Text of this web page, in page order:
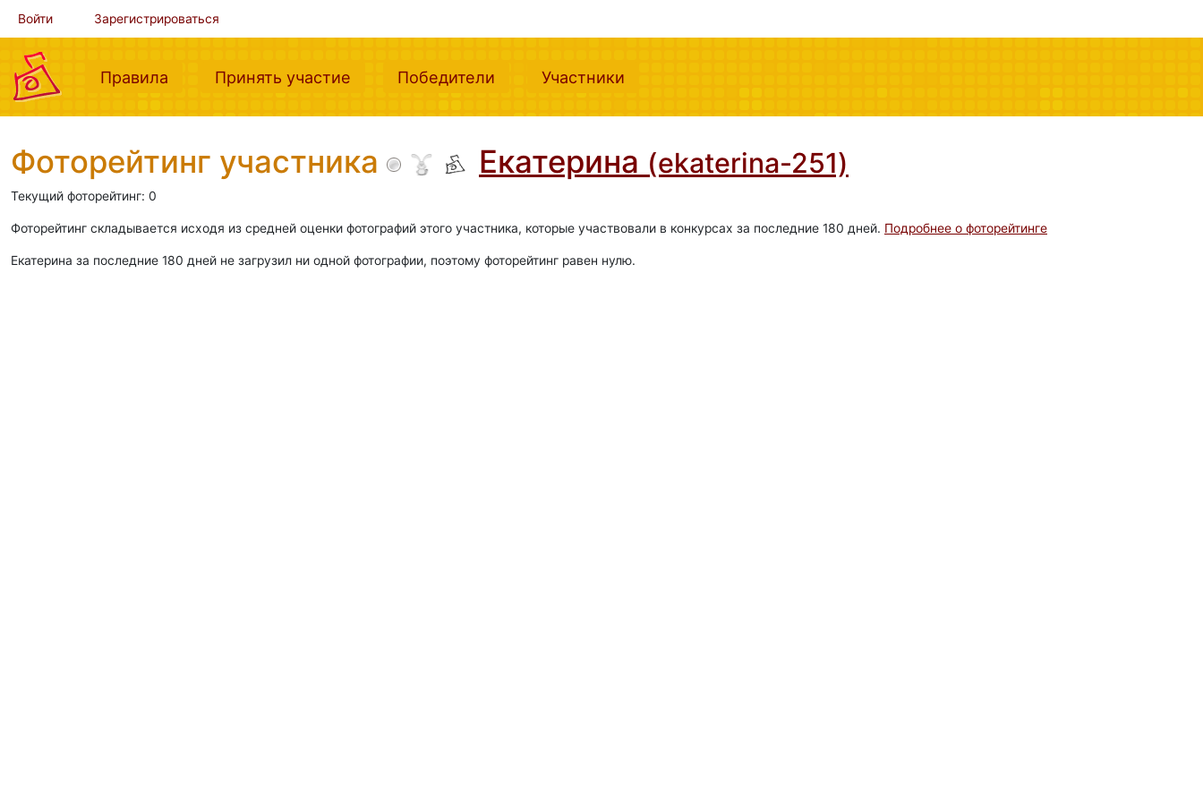
Войти Зарегистрироваться
Правила (current)Принять участие (current)Победители (current)Участники
Фоторейтинг участника Екатерина (ekaterina-251)
Текущий фоторейтинг: 0
Фоторейтинг складывается исходя из средней оценки фотографий этого участника, которые участвовали в конкурсах за последние 180 дней. Подробнее о фоторейтинге
Екатерина за последние 180 дней не загрузил ни одной фотографии, поэтому фоторейтинг равен нулю.